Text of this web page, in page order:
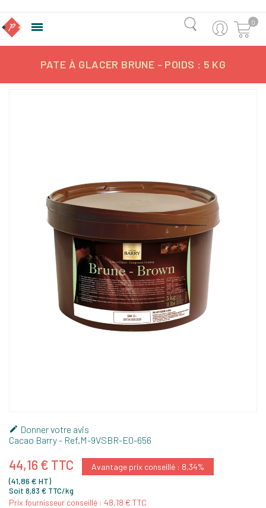
 0
PATE À GLACER BRUNE - POIDS : 5 KG
 Donner votre avis
Cacao Barry- Ref. M-9VSBR-E0-656
44,16 € TTC
Avantage prix conseillé : 8,34%
(41,86 € HT)
Soit 8,83 € TTC/kg
Prix fournisseur conseillé : 48,18 € TTC